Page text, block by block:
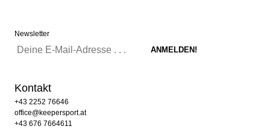
Newsletter
Kontakt
+43 2252 76646
office@keepersport.at
+43 676 7664611